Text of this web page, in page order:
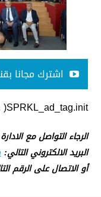
اشترك مجانا
SPRKL_ad_tag.init( ...
الرجاء التواصل مع
البريد الالكتروني التالي:
أو الاتصال على الرقم